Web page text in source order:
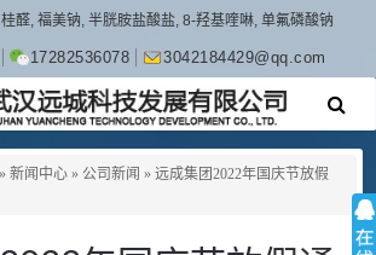
醛, 福美钠, 半胱胺盐酸盐, 8-羟基喹啉, 单氟磷酸钠
17282536078 3042184429@qq.com
» 新闻中心» 公司新闻 » 远成集团2022年国庆节放假